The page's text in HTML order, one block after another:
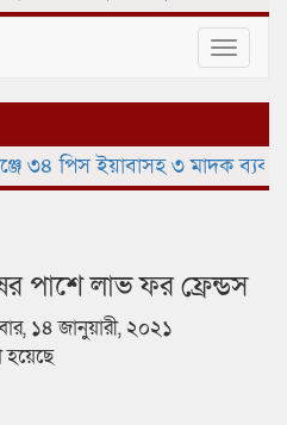
Toggle
পিস ইয়াবাসহ ৩ মাদক ব্যবসায়ী
পাশে লাভ ফর ফ্রেন্ডস
১৪ জানুয়ারী, ২০২১
হয়েছে